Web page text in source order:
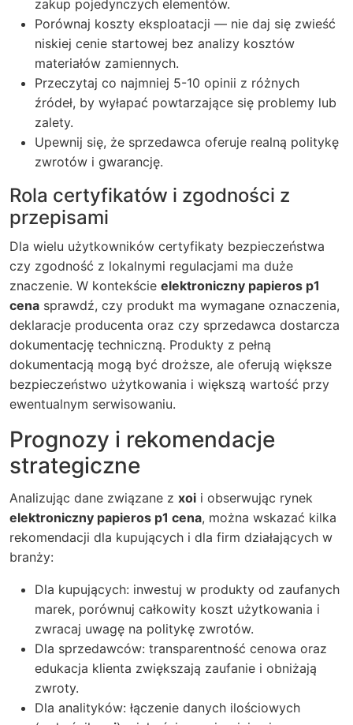
zakup pojedynczych elementów.
Porównaj koszty eksploatacji — nie daj się zwieść
niskiej cenie startowej bez analizy kosztów
materiałów zamiennych.
Przeczytaj co najmniej 5-10 opinii z różnych
źródeł, by wyłapać powtarzające się problemy lub
zalety.
Upewnij się, że sprzedawca oferuje realną politykę
zwrotów i gwarancję.
Rola certyfikatów i zgodności z
przepisami
Dla wielu użytkowników certyfikaty bezpieczeństwa
czy zgodność z lokalnymi regulacjami ma duże
znaczenie. W kontekście elektroniczny papieros p1
cena sprawdź, czy produkt ma wymagane oznaczenia,
deklaracje producenta oraz czy sprzedawca dostarcza
dokumentację techniczną. Produkty z pełną
dokumentacją mogą być droższe, ale oferują większe
bezpieczeństwo użytkowania i większą wartość przy
ewentualnym serwisowaniu.
Prognozy i rekomendacje
strategiczne
Analizując dane związane z xoi i obserwując rynek
elektroniczny papieros p1 cena, można wskazać kilka
rekomendacji dla kupujących i dla firm działających w
branży:
Dla kupujących: inwestuj w produkty od zaufanych
marek, porównuj całkowity koszt użytkowania i
zwracaj uwagę na politykę zwrotów.
Dla sprzedawców: transparentność cenowa oraz
edukacja klienta zwiększają zaufanie i obniżają
zwroty.
Dla analityków: łączenie danych ilościowych